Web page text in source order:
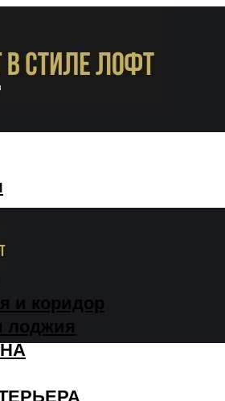
и коридор
лоджия